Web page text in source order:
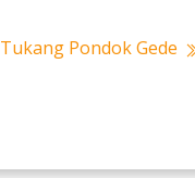
Tukang Pondok Gede